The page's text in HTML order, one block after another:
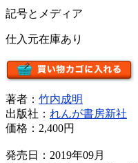
記号とメディア
仕入元在庫あり
著者： 竹内成明
出版社： れんが書房新社
価格： 2,400円
発売日：2019年09月